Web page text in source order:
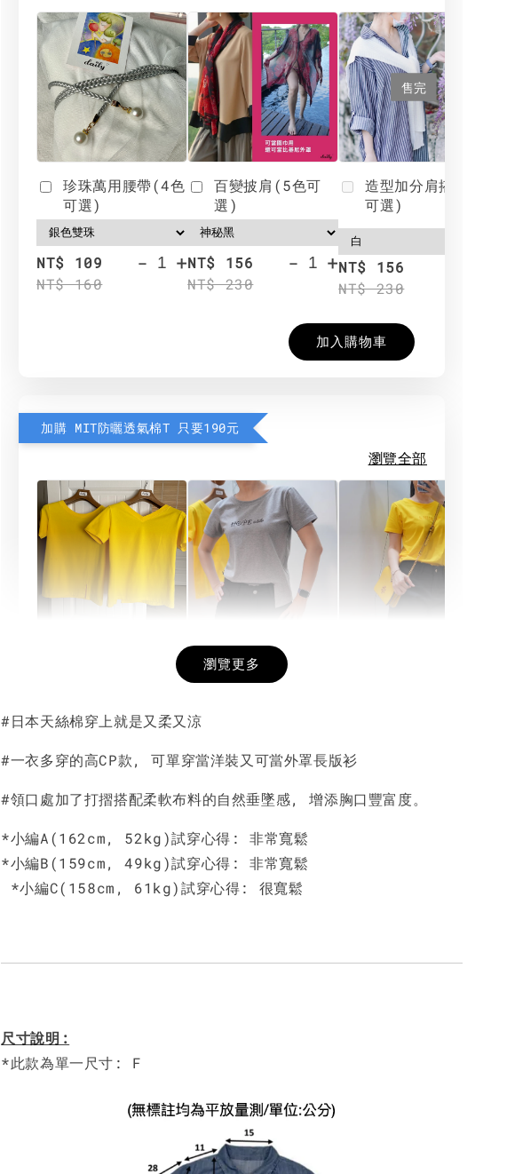
珍珠萬用腰帶(4色
可選)
NT$ 109
NT$ 160
- +
百變披肩(5色可
選)
NT$ 156
NT$ 230
- +
售完
造型加分肩搭(4色
可選)
NT$ 156
NT$ 230
加入購物車
加購 MIT防曬透氣棉T 只要190元
瀏覽全部
NT$ 190
NT$ 450
- +
希望相隨雙面T
NT$ 190
NT$ 450
NT$ 450
加入購物車
瀏覽更多
#日本天絲棉穿上就是又柔又涼
#一衣多穿的高CP款, 可單穿當洋裝又可當外罩長版衫
#領口處加了打摺搭配柔軟布料的自然垂墜感, 增添胸口豐富度。
*小編A(162cm, 52kg)試穿心得: 非常寬鬆
*小編B(159cm, 49kg)試穿心得: 非常寬鬆
*小編C(158cm, 61kg)試穿心得: 很寬鬆
尺寸說明:
*此款為單一尺寸: F